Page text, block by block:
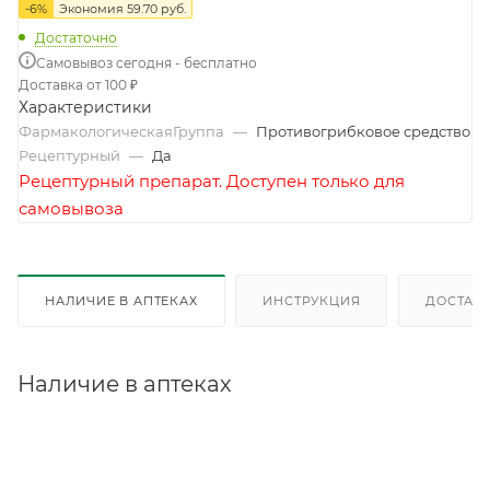
-6% Экономия 59.70 руб.
Достаточно
Самовывоз сегодня - бесплатно
Доставка от 100 ₽
Характеристики
ФармакологическаяГруппа — Противогрибковое средство
Рецептурный — Да
Рецептурный препарат. Доступен только для
самовывоза
НАЛИЧИЕ В АПТЕКАХ ИНСТРУКЦИЯ
Наличие в аптеках